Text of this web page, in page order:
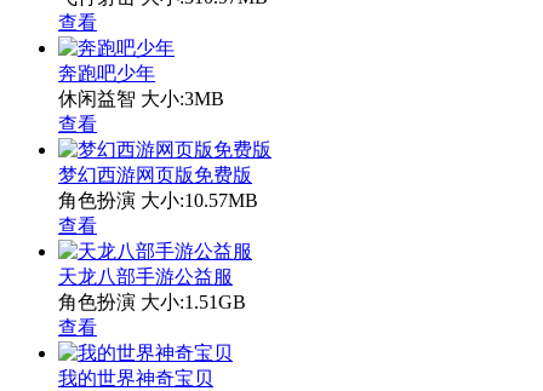
查看
奔跑吧少年
休闲益智 大小:3MB
查看
梦幻西游网页版免费版
角色扮演 大小:10.57MB
查看
天龙八部手游公益服
角色扮演 大小:1.51GB
查看
我的世界神奇宝贝